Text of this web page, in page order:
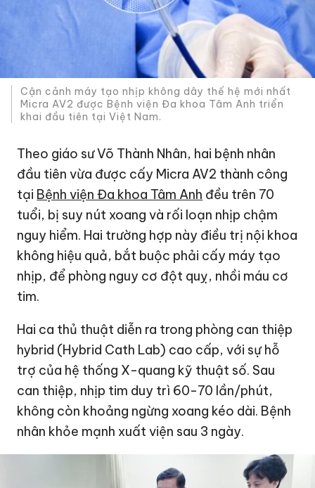
Cận cảnh máy tạo nhịp không dây thế hệ mới nhất
Micra AV2 được Bệnh viện Đa khoa Tâm Anh triển
khai đầu tiên tại Việt Nam.
Theo giáo sư Võ Thành Nhân, hai bệnh nhân
đầu tiên vừa được cấy Micra AV2 thành công
tại Bệnh viện Đa khoa Tâm Anh đều trên 70
tuổi, bị suy nút xoang và rối loạn nhịp chậm
nguy hiểm. Hai trường hợp này điều trị nội khoa
không hiệu quả, bắt buộc phải cấy máy tạo
nhịp, để phòng nguy cơ đột quỵ, nhồi máu cơ
tim.
Hai ca thủ thuật diễn ra trong phòng can thiệp
hybrid (Hybrid Cath Lab) cao cấp, với sự hỗ
trợ của hệ thống X-quang kỹ thuật số. Sau
can thiệp, nhịp tim duy trì 60-70 lần/phút,
không còn khoảng ngừng xoang kéo dài. Bệnh
nhân khỏe mạnh xuất viện sau 3 ngày.